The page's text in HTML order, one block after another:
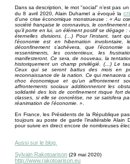
Dans sa description, le mot "social" n’est pas
du 8 avril 2020, Alain Duhamel a évoqué la
d’une crise économique monstrueuse : « Au
société française le coronavirus, le confinement
qu’il porte en lui, un élément positif se dégage
éternelles divisions. (…) Pour l’instant, tant
l’économie est en hibernation
déconfinement s’achèvera, que
ressentiments, les contentieux, les
manifesteront. Ce sera, de nouveau, la
historiquement un champ privilégié. (…) Le
Ceux qui se seront battus des mois en
reconnaissance de la nation. Ce qui menacera
choc économique et qu’un affrontement
affrontements sociaux additionneront les
solidarité des lois de confinement risque fort
classes, si elle se concrétise, ne se satisfera
réanimation de l’économie. ».
En France, les Présidents de la République
toujours au poste de garde l’inaltérable Alain
pour suivre en direct encore de nombreuses
Aussi sur le blog.
Sylvain Rakotoarison (29 mai 2020)
http://www.rakotoarison.eu